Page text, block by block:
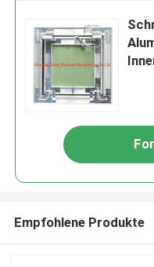
Empfohlene Produkte